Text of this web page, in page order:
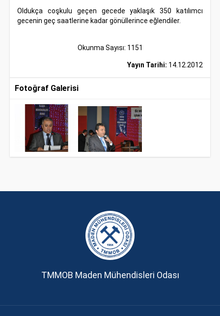
Oldukça coşkulu geçen gecede yaklaşık 350 katılımcı
gecenin geç saatlerine kadar gönüllerince eğlendiler.
Okunma Sayısı: 1151
Yayın Tarihi: 14.12.2012
Fotoğraf Galerisi
TMMOB Maden Mühendisleri Odası